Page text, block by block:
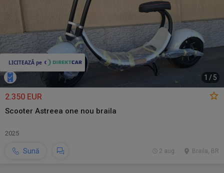
1 / 5
2.350 EUR
Scooter Astreea one nou braila
2025
Sună Braila, BR
2 aug.